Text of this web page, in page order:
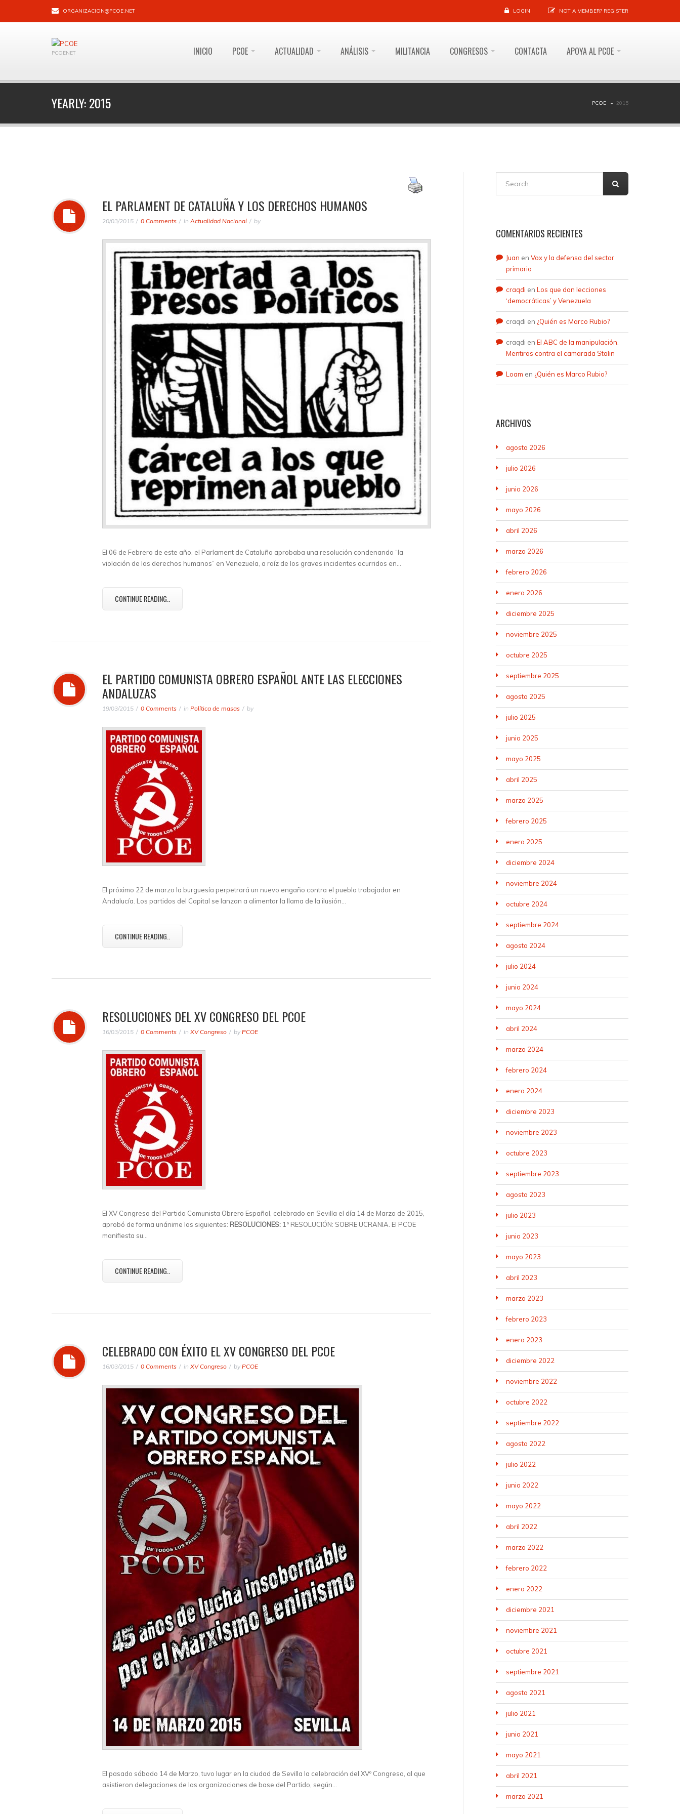
ORGANIZACION@PCOE.NET LOGIN NOT A MEMBER? REGISTER
PCOENET INICIO PCOE ACTUALIDAD ANÁLISIS MILITANCIA CONGRESOS CONTACTA APOYA AL PCOE
YEARLY:2015 PCOE 2015
EL PARLAMENT DE CATALUÑA Y LOS DERECHOS HUMANOS
20/03/2015 0 Comments in Actualidad Nacional by
El 06 de Febrero de este año, el Parlament de Cataluña aprobaba una resolución condenando “la
violación de los derechos humanos” en Venezuela, a raíz de los graves incidentes ocurridos en…
CONTINUE READING..
EL PARTIDO COMUNISTA OBRERO ESPAÑOL ANTE LAS ELECCIONES
ANDALUZAS
19/03/2015 0 Comments in Política de masas by
El próximo 22 de marzo la burguesía perpetrará un nuevo engaño contra el pueblo trabajador en
Andalucía. Los partidos del Capital se lanzan a alimentar la llama de la ilusión…
CONTINUE READING..
RESOLUCIONES DEL XV CONGRESO DEL PCOE
16/03/2015 0 Comments in XV Congreso by PCOE
El XV Congreso del Partido Comunista Obrero Español, celebrado en Sevilla el día 14 de Marzo de 2015,
aprobó de forma unánime las siguientes: RESOLUCIONES: 1ª RESOLUCIÓN: SOBRE UCRANIA. El PCOE
manifiesta su…
CONTINUE READING..
CELEBRADO CON ÉXITO EL XV CONGRESO DEL PCOE
16/03/2015 0 Comments in XV Congreso by PCOE
El pasado sábado 14 de Marzo, tuvo lugar en la ciudad de Sevilla la celebración del XVº Congreso, al que
asistieron delegaciones de las organizaciones de base del Partido, según…
COMENTARIOS RECIENTES
Juan en Vox y la defensa del sector
primario
craqdi en Los que dan lecciones
‘democráticas’ y Venezuela
craqdi en ¿Quién es Marco Rubio?
craqdi en El ABC de la manipulación.
Mentiras contra el camarada Stalin
Loam en ¿Quién es Marco Rubio?
ARCHIVOS
agosto 2026
julio 2026
junio 2026
mayo 2026
abril 2026
marzo 2026
febrero 2026
enero 2026
diciembre 2025
noviembre 2025
octubre 2025
septiembre 2025
agosto 2025
julio 2025
junio 2025
mayo 2025
abril 2025
marzo 2025
febrero 2025
enero 2025
diciembre 2024
noviembre 2024
octubre 2024
septiembre 2024
agosto 2024
julio 2024
junio 2024
mayo 2024
abril 2024
marzo 2024
febrero 2024
enero 2024
diciembre 2023
noviembre 2023
octubre 2023
septiembre 2023
agosto 2023
julio 2023
junio 2023
mayo 2023
abril 2023
marzo 2023
febrero 2023
enero 2023
diciembre 2022
noviembre 2022
octubre 2022
septiembre 2022
agosto 2022
julio 2022
junio 2022
mayo 2022
abril 2022
marzo 2022
febrero 2022
enero 2022
diciembre 2021
noviembre 2021
octubre 2021
septiembre 2021
agosto 2021
julio 2021
junio 2021
mayo 2021
abril 2021
marzo 2021